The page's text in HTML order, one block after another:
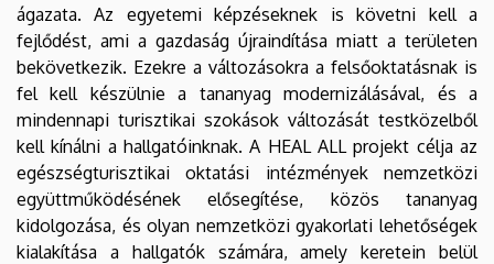
ágazata. Az egyetemi képzéseknek is követni kell a
fejlődést, ami a gazdaság újraindítása miatt a területen
bekövetkezik. Ezekre a változásokra a felsőoktatásnak is
fel kell készülnie a tananyag modernizálásával, és a
mindennapi turisztikai szokások változását testközelből
kell kínálni a hallgatóinknak. A HEAL ALL projekt célja az
egészségturisztikai oktatási intézmények nemzetközi
együttműködésének elősegítése, közös tananyag
kidolgozása, és olyan nemzetközi gyakorlati lehetőségek
kialakítása a hallgatók számára, amely keretein belül